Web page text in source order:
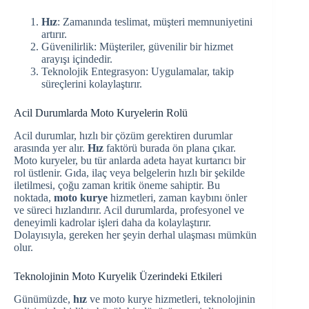
Hız: Zamanında teslimat, müşteri memnuniyetini
artırır.
Güvenilirlik: Müşteriler, güvenilir bir hizmet
arayışı içindedir.
Teknolojik Entegrasyon: Uygulamalar, takip
süreçlerini kolaylaştırır.
Acil Durumlarda Moto Kuryelerin Rolü
Acil durumlar, hızlı bir çözüm gerektiren durumlar
arasında yer alır. Hız faktörü burada ön plana çıkar.
Moto kuryeler, bu tür anlarda adeta hayat kurtarıcı bir
rol üstlenir. Gıda, ilaç veya belgelerin hızlı bir şekilde
iletilmesi, çoğu zaman kritik öneme sahiptir. Bu
noktada, moto kurye hizmetleri, zaman kaybını önler
ve süreci hızlandırır. Acil durumlarda, profesyonel ve
deneyimli kadrolar işleri daha da kolaylaştırır.
Dolayısıyla, gereken her şeyin derhal ulaşması mümkün
olur.
Teknolojinin Moto Kuryelik Üzerindeki Etkileri
Günümüzde, hız ve moto kurye hizmetleri, teknolojinin